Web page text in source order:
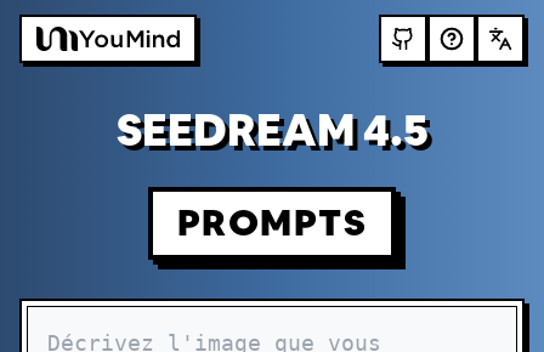
SEEDREAM 4.5
PROMPTS